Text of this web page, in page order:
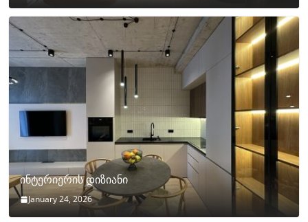
ინტერიერის დიზიანი
January 24, 2026